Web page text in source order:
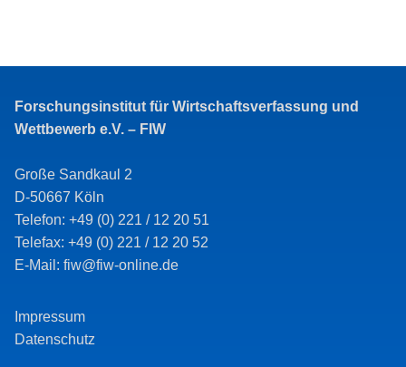
Forschungsinstitut für Wirtschaftsverfassung und
Wettbewerb e.V. – FIW
Große Sandkaul 2
D-50667 Köln
Telefon: +49 (0) 221 / 12 20 51
Telefax: +49 (0) 221 / 12 20 52
E-Mail: fiw@fiw-online.de
Impressum
Datenschutz